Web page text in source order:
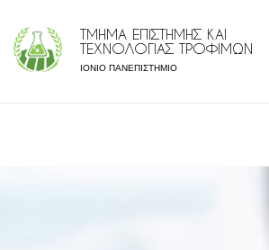
ΤΜΗΜΑ ΕΠΙΣΤΗΜΗΣ ΚΑΙ
ΤΕΧΝΟΛΟΓΙΑΣ ΤΡΟΦΙΜΩΝ
ΙΟΝΙΟ ΠΑΝΕΠΙΣΤΗΜΙΟ